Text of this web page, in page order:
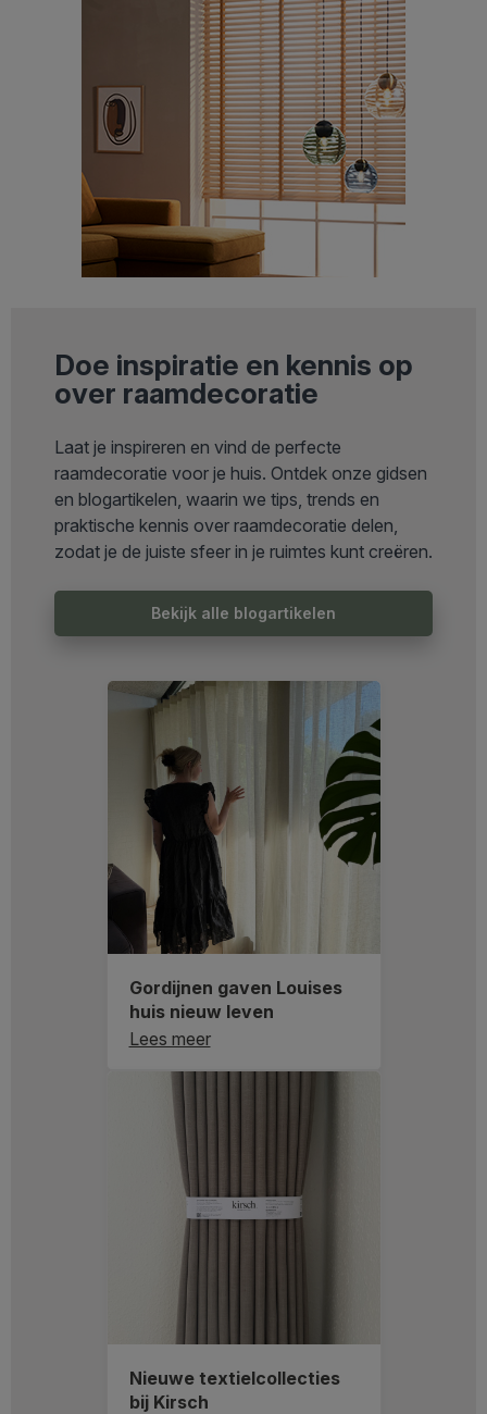
Doe inspiratie en kennis op
over raamdecoratie
Laat je inspireren en vind de perfecte
raamdecoratie voor je huis. Ontdek onze gidsen
en blogartikelen, waarin we tips, trends en
praktische kennis over raamdecoratie delen,
zodat je de juiste sfeer in je ruimtes kunt creëren.
Bekijk alle blogartikelen
Gordijnen gaven Louises
huis nieuw leven
Lees meer
Nieuwe textielcollecties
bij Kirsch